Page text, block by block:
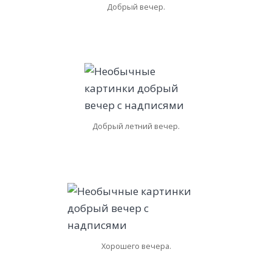
Добрый вечер.
Добрый летний вечер.
Хорошего вечера.